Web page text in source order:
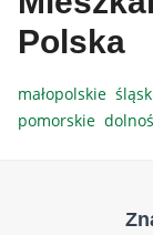
Polska
małopolskie
pomorskie